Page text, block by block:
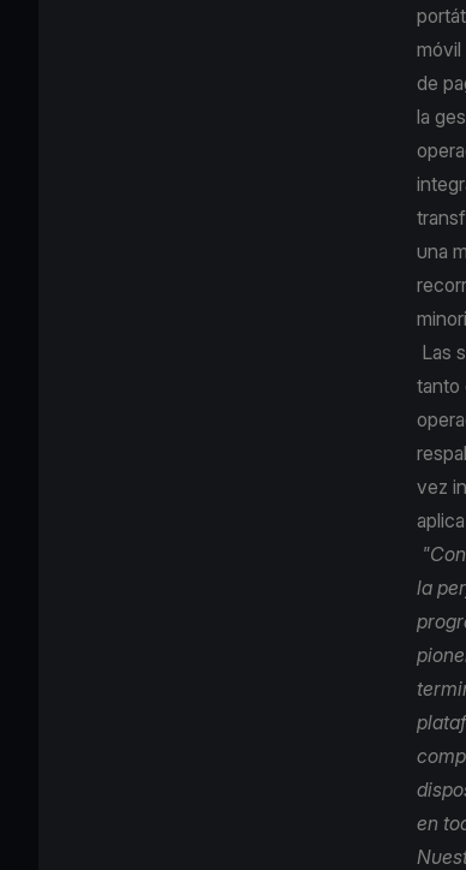
de
la
una
Las
tanto
vez
la
en